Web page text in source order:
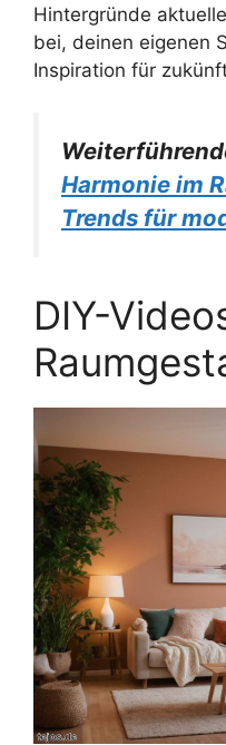
Hintergründe
bei, deinen eigenen
Inspiration für
Harmonie im
Trends für
DIY-